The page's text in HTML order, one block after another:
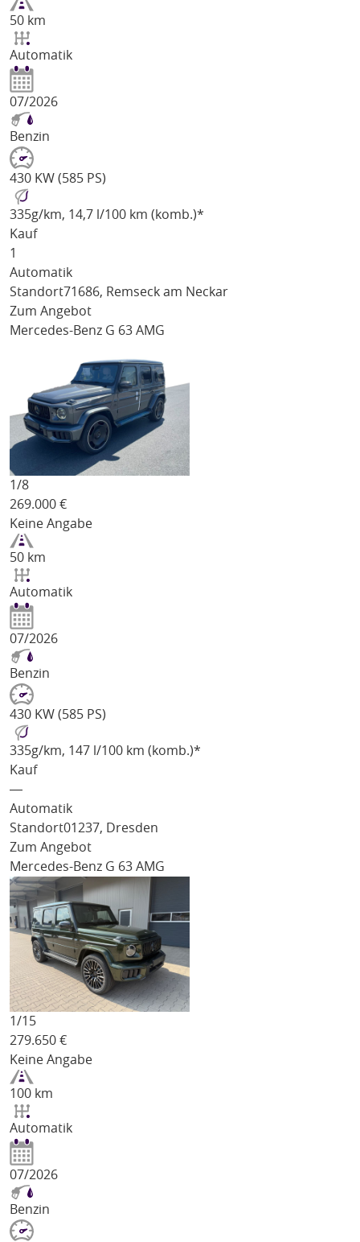
50 km
Automatik
07/2026
Benzin
430 KW (585 PS)
335g/km, 14,7 l/100 km (komb.)*
Kauf
1
Automatik
Standort71686, Remseck am Neckar
Zum Angebot
Mercedes-Benz G 63 AMG
1/8
269.000 €
Keine Angabe
50 km
Automatik
07/2026
Benzin
430 KW (585 PS)
335g/km, 147 l/100 km (komb.)*
Kauf
―
Automatik
Standort01237, Dresden
Zum Angebot
Mercedes-Benz G 63 AMG
1/15
279.650 €
Keine Angabe
100 km
Automatik
07/2026
Benzin